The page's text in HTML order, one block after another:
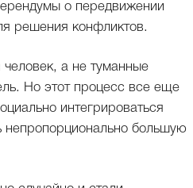
о передвижении
решения конфликтов.
человек, а не туманные
Но этот процесс все еще
интегрироваться
непропорционально большую